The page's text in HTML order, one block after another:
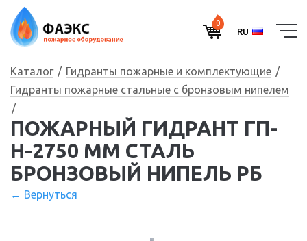
0
RU
Каталог
Гидранты пожарные и комплектующие
Гидранты пожарные стальные с бронзовым нипелем
ПОЖАРНЫЙ ГИДРАНТ ГП-
Н-2750 ММ СТАЛЬ
БРОНЗОВЫЙ НИПЕЛЬ РБ
Вернуться